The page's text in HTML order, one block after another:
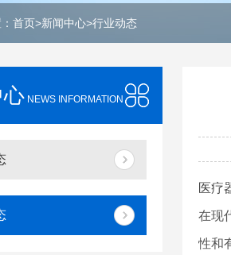
首页>新闻中心>行业动态
NEWS INFORMATION
医疗
在现
性和